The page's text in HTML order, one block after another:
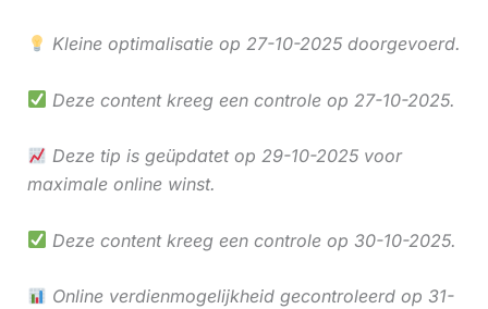
Kleine optimalisatie op 27-10-2025 doorgevoerd.
Deze content kreeg een controle op 27-10-2025.
Deze tip is geüpdatet op 29-10-2025 voor
maximale online winst.
Deze content kreeg een controle op 30-10-2025.
Online verdienmogelijkheid gecontroleerd op 31-